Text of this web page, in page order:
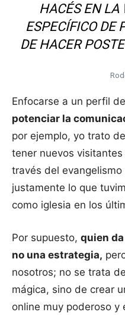
HACÉS EN LA
ESPECÍFICO DE
DE HACER
Enfocarse a un perfil
potenciar la
por ejemplo, yo trato
tener nuevos
través del
justamente lo que
como iglesia en los
Por supuesto, quien
no una estrategia,
nosotros; no se trata
mágica, sino de crear
online muy poderoso y